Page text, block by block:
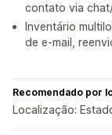
contato via
Inventário
de e-mail,
Recomendado por
Localização: